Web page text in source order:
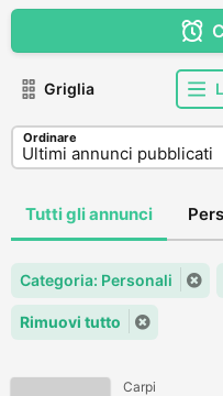
Griglia
Ordinare
Tutti gli annunci
Categoria: Personali
Rimuovi tutto
Carpi